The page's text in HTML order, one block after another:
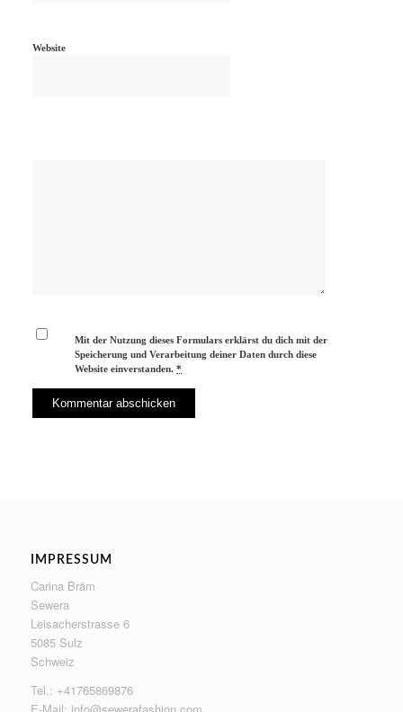
Website
Mit der Nutzung dieses Formulars erklärst du dich mit der
Speicherung und Verarbeitung deiner Daten durch diese
Website einverstanden.*
IMPRESSUM
Carina Bräm
Sewera
Leisacherstrasse 6
5085 Sulz
Schweiz
Tel.: +41765869876